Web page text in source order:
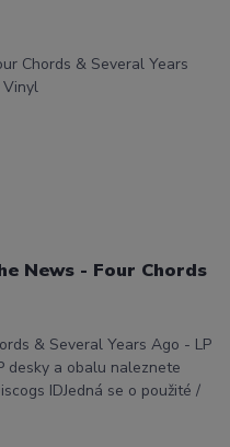
News - Four Chords
& Several Years Ago - LP
desky a obalu naleznete
IDJedná se o použité /